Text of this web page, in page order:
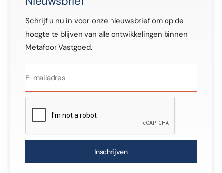
Schrijf u nu in voor onze nieuwsbrief om op de
hoogte te blijven van alle ontwikkelingen binnen
Metafoor Vastgoed.
Inschrijven